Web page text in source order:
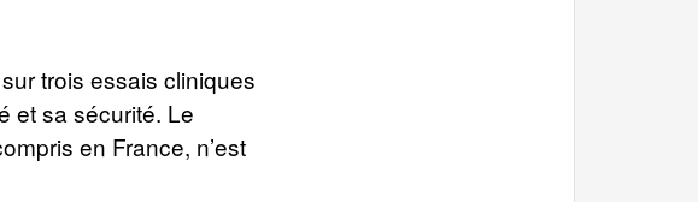
trois essais cliniques
et sa sécurité. Le
en France, n’est